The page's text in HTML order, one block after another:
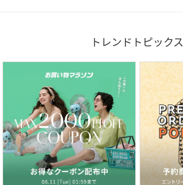
トレンドトピックス